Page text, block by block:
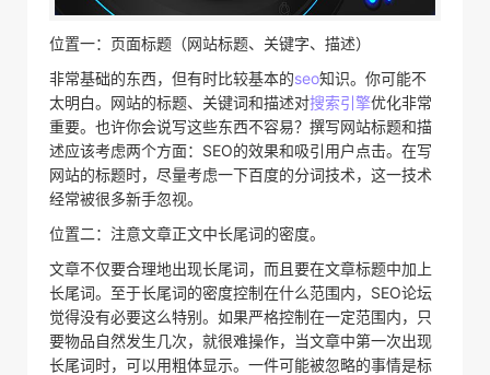
位置一：页面标题（网站标题、关键字、描述）
非常基础的东西，但有时比较基本的seo知识。你可能不
太明白。网站的标题、关键词和描述对搜索引擎优化非常
重要。也许你会说写这些东西不容易？撰写网站标题和描
述应该考虑两个方面：SEO的效果和吸引用户点击。在写
网站的标题时，尽量考虑一下百度的分词技术，这一技术
经常被很多新手忽视。
位置二：注意文章正文中长尾词的密度。
文章不仅要合理地出现长尾词，而且要在文章标题中加上
长尾词。至于长尾词的密度控制在什么范围内，SEO论坛
觉得没有必要这么特别。如果严格控制在一定范围内，只
要物品自然发生几次，就很难操作，当文章中第一次出现
长尾词时，可以用粗体显示。一件可能被忽略的事情是标